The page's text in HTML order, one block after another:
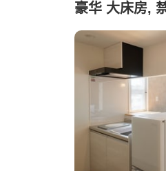
豪华 大床房,